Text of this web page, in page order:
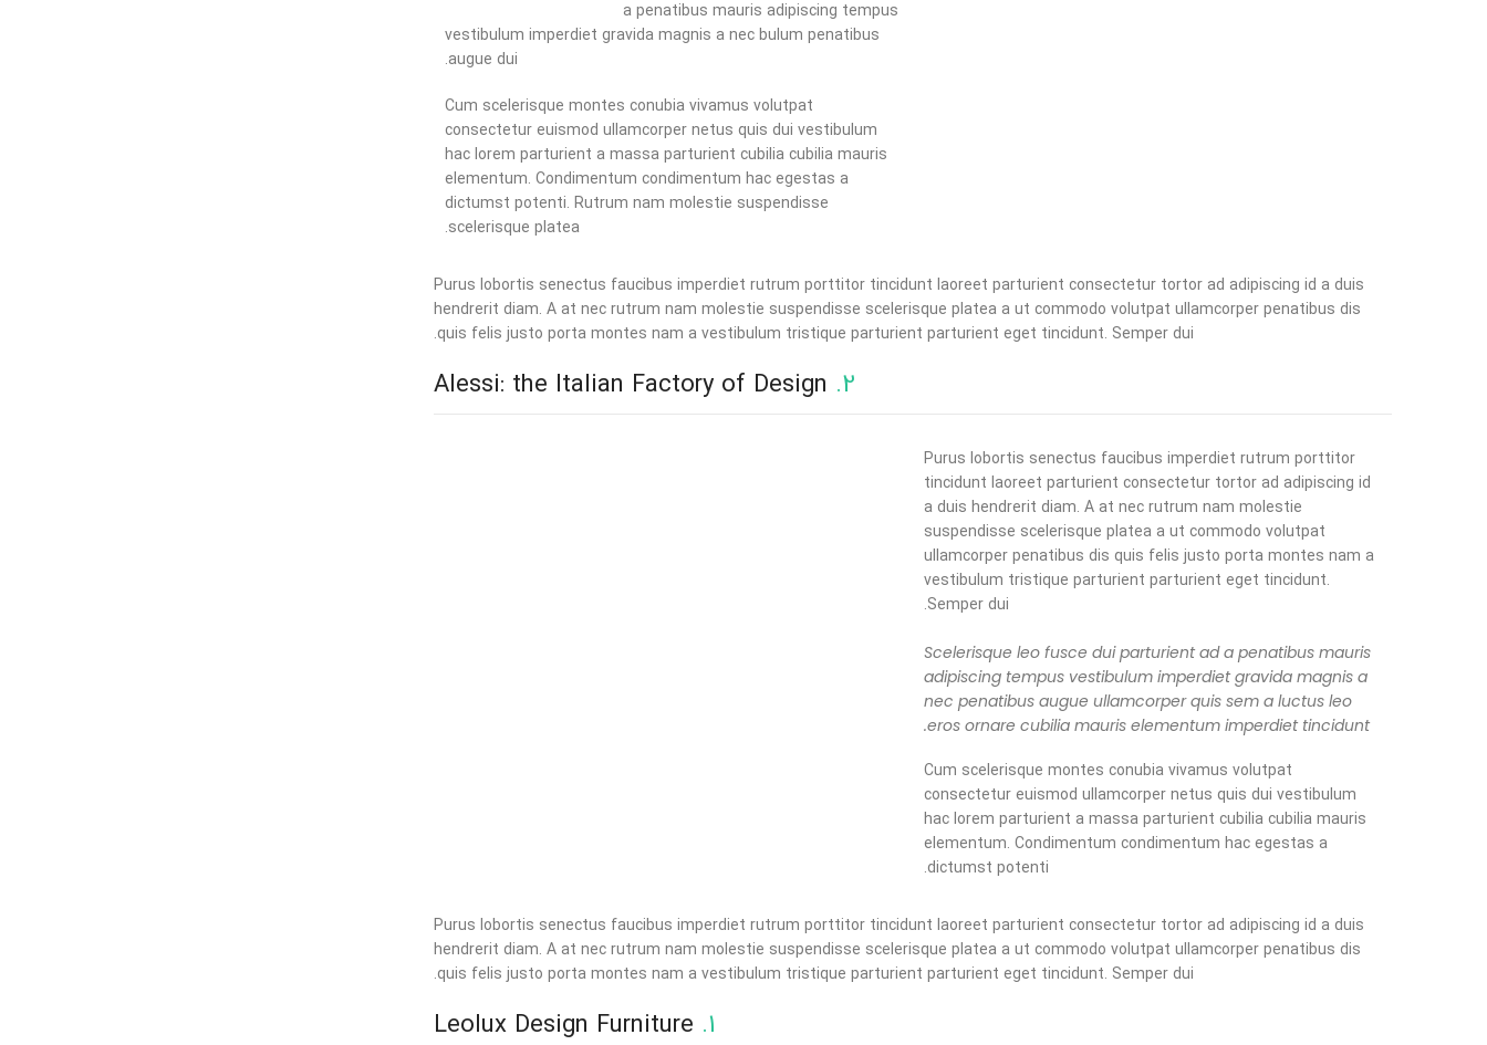
a penatibus mauris adipiscing tempus
vestibulum imperdiet gravida magnis a nec bulum penatibus
augue dui.
Cum scelerisque montes conubia vivamus volutpat
consectetur euismod ullamcorper netus quis dui vestibulum
hac lorem parturient a massa parturient cubilia cubilia mauris
elementum. Condimentum condimentum hac egestas a
dictumst potenti. Rutrum nam molestie suspendisse
scelerisque platea.
Purus lobortis senectus faucibus imperdiet rutrum porttitor tincidunt laoreet parturient consectetur tortor ad adipiscing id a duis
hendrerit diam. A at nec rutrum nam molestie suspendisse scelerisque platea a ut commodo volutpat ullamcorper penatibus dis
quis felis justo porta montes nam a vestibulum tristique parturient parturient eget tincidunt. Semper dui.
2.
Purus lobortis senectus faucibus imperdiet rutrum porttitor
tincidunt laoreet parturient consectetur tortor ad adipiscing id
a duis hendrerit diam. A at nec rutrum nam molestie
suspendisse scelerisque platea a ut commodo volutpat
ullamcorper penatibus dis quis felis justo porta montes nam a
vestibulum tristique parturient parturient eget tincidunt.
Semper dui.
Scelerisque leo fusce dui parturient ad a penatibus mauris
adipiscing tempus vestibulum imperdiet gravida magnis a
nec penatibus augue ullamcorper quis sem a luctus leo
eros ornare cubilia mauris elementum imperdiet tincidunt.
Cum scelerisque montes conubia vivamus volutpat
consectetur euismod ullamcorper netus quis dui vestibulum
hac lorem parturient a massa parturient cubilia cubilia mauris
elementum. Condimentum condimentum hac egestas a
dictumst potenti.
Purus lobortis senectus faucibus imperdiet rutrum porttitor tincidunt laoreet parturient consectetur tortor ad adipiscing id a duis
hendrerit diam. A at nec rutrum nam molestie suspendisse scelerisque platea a ut commodo volutpat ullamcorper penatibus dis
quis felis justo porta montes nam a vestibulum tristique parturient parturient eget tincidunt. Semper dui.
1.